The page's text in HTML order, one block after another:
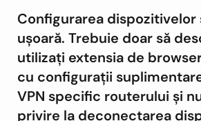
Configurarea
ușoară. Trebuie doar să
utilizați extensia de
cu configurații
VPN specific routerului și
privire la deconectarea